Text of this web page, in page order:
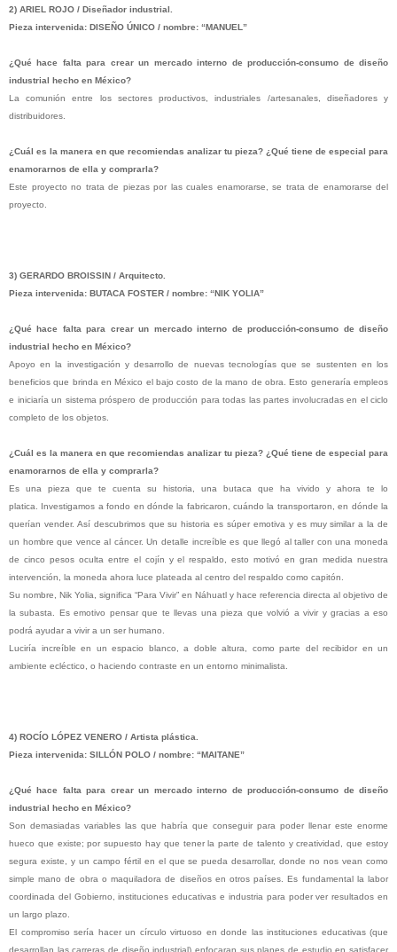
2) ARIEL ROJO / Diseñador industrial.
Pieza intervenida: DISEÑO ÚNICO / nombre: “MANUEL”
¿Qué hace falta para crear un mercado interno de producción-consumo de diseño
industrial hecho en México?
La comunión entre los sectores productivos, industriales /artesanales, diseñadores y
distribuidores.
¿Cuál es la manera en que recomiendas analizar tu pieza? ¿Qué tiene de especial para
enamorarnos de ella y comprarla?
Este proyecto no trata de piezas por las cuales enamorarse, se trata de enamorarse del
proyecto.
3) GERARDO BROISSIN / Arquitecto.
Pieza intervenida: BUTACA FOSTER / nombre: “NIK YOLIA”
¿Qué hace falta para crear un mercado interno de producción-consumo de diseño
industrial hecho en México?
Apoyo en la investigación y desarrollo de nuevas tecnologías que se sustenten en los
beneficios que brinda en México el bajo costo de la mano de obra. Esto generaría empleos
e iniciaría un sistema próspero de producción para todas las partes involucradas en el ciclo
completo de los objetos.
¿Cuál es la manera en que recomiendas analizar tu pieza? ¿Qué tiene de especial para
enamorarnos de ella y comprarla?
Es una pieza que te cuenta su historia, una butaca que ha vivido y ahora te lo
platica. Investigamos a fondo en dónde la fabricaron, cuándo la transportaron, en dónde la
querían vender. Así descubrimos que su historia es súper emotiva y es muy similar a la de
un hombre que vence al cáncer. Un detalle increíble es que llegó al taller con una moneda
de cinco pesos oculta entre el cojín y el respaldo, esto motivó en gran medida nuestra
intervención, la moneda ahora luce plateada al centro del respaldo como capitón.
Su nombre, Nik Yolia, significa “Para Vivir” en Náhuatl y hace referencia directa al objetivo de
la subasta. Es emotivo pensar que te llevas una pieza que volvió a vivir y gracias a eso
podrá ayudar a vivir a un ser humano.
Luciría increíble en un espacio blanco, a doble altura, como parte del recibidor en un
ambiente ecléctico, o haciendo contraste en un entorno minimalista.
4) ROCÍO LÓPEZ VENERO / Artista plástica.
Pieza intervenida: SILLÓN POLO / nombre: “MAITANE”
¿Qué hace falta para crear un mercado interno de producción-consumo de diseño
industrial hecho en México?
Son demasiadas variables las que habría que conseguir para poder llenar este enorme
hueco que existe; por supuesto hay que tener la parte de talento y creatividad, que estoy
segura existe, y un campo fértil en el que se pueda desarrollar, donde no nos vean como
simple mano de obra o maquiladora de diseños en otros países. Es fundamental la labor
coordinada del Gobierno, instituciones educativas e industria para poder ver resultados en
un largo plazo.
El compromiso sería hacer un círculo virtuoso en donde las instituciones educativas (que
desarrollan las carreras de diseño industrial) enfocaran sus planes de estudio en satisfacer